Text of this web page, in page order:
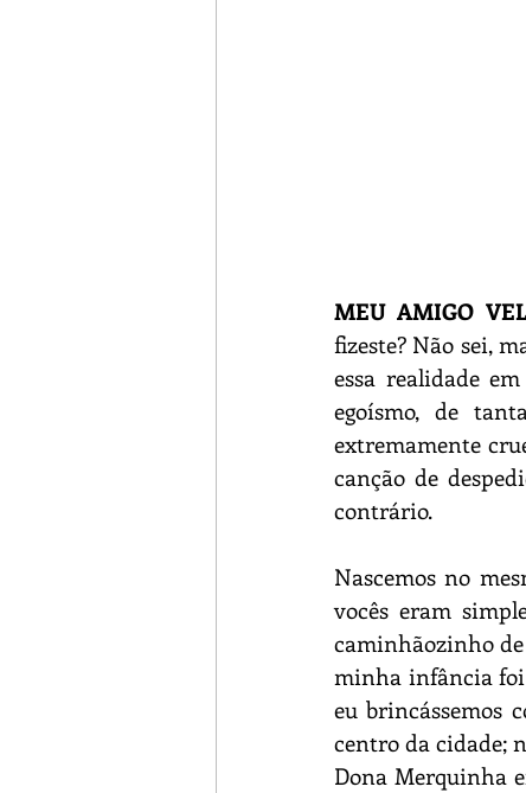
MEU AMIGO
fizeste? Não sei,
essa realidade
egoísmo, de
extremamente
canção de
contrário.
Nascemos no
vocês eram
caminhãozinho
minha infância foi
eu brincássemos
centro da cidade;
Dona Merquinha